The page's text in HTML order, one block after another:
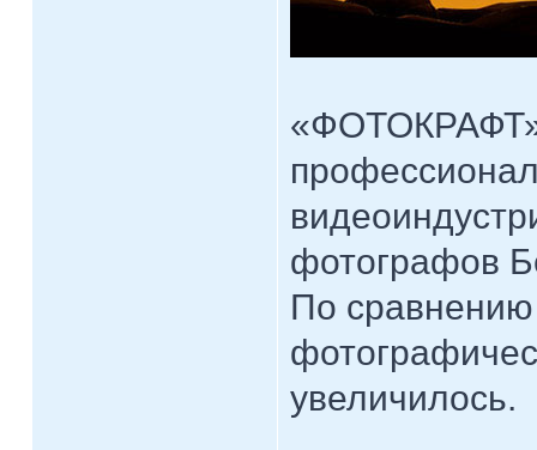
«ФОТОКРАФТ»
фотографов
По
увеличилось.